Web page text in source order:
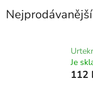
Nejprodávanější
Je
112